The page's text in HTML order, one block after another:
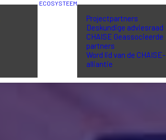
ECOSYSTEEM
Projectpartners
Deskundige adviesraad
CHAISE Geassocieerde
partners
Word lid van de CHAISE-
alliantie